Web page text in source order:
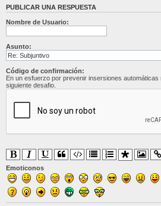
PUBLICAR UNA RESPUESTA
Nombre de Usuario:
Asunto:
Código de confirmación:
En un esfuerzo por prevenir insersiones automáticas
siguiente desafio.
Emoticonos